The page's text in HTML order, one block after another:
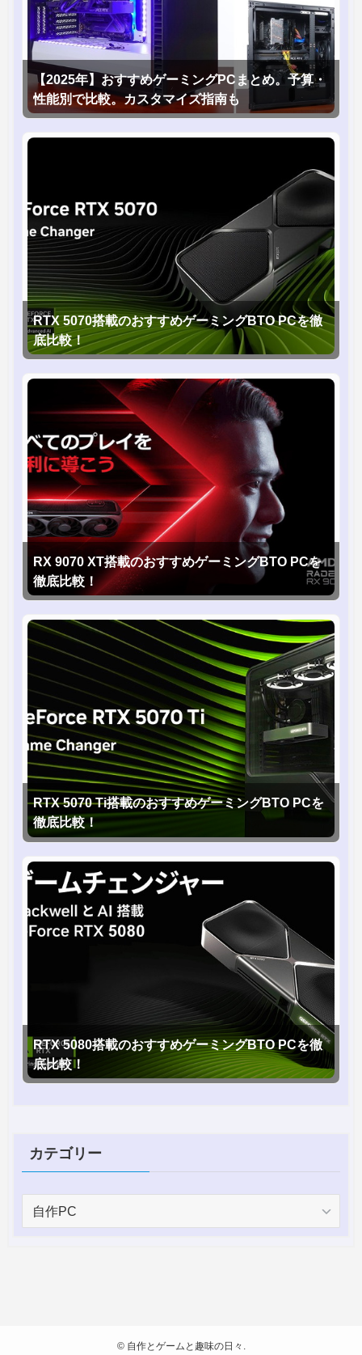
【2025年】おすすめゲーミングPCまとめ。予算・
性能別で比較。カスタマイズ指南も
RTX 5070搭載のおすすめゲーミングBTO PCを徹
底比較！
RX 9070 XT搭載のおすすめゲーミングBTO PCを
徹底比較！
RTX 5070 Ti搭載のおすすめゲーミングBTO PCを
徹底比較！
RTX 5080搭載のおすすめゲーミングBTO PCを徹
底比較！
カテゴリー
©自作とゲームと趣味の日々.